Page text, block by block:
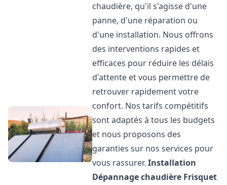
chaudière, qu'il s'agisse d'une
panne, d'une réparation ou
d'une installation. Nous offrons
des interventions rapides et
efficaces pour réduire les délais
d'attente et vous permettre de
retrouver rapidement votre
confort. Nos tarifs compétitifs
sont adaptés à tous les budgets
et nous proposons des
garanties sur nos services pour
vous rassurer.Installation
Dépannage chaudière Frisquet